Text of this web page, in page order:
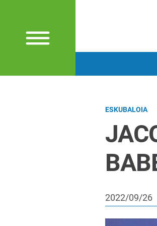
ESKUBALOIA
2022/09/26